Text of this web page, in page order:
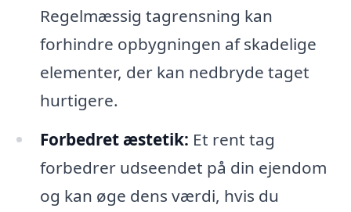
Regelmæssig tagrensning kan
forhindre opbygningen af skadelige
elementer, der kan nedbryde taget
hurtigere.
Forbedret æstetik: Et rent tag
forbedrer udseendet på din ejendom
og kan øge dens værdi, hvis du